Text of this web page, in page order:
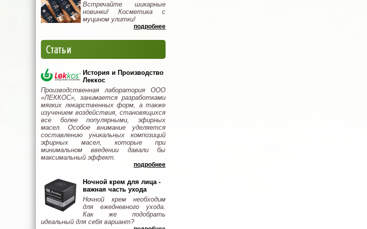
Встречайте шикарные
новинки! Косметика с
муцином улитки!
подробнее
Статьи
История и Производство
Леккос
Производственная лаборатория ООО
«ЛЕККОС», занимается разработками
мягких лекарственных форм, а также
изучением воздействия, становящихся
все более популярными, эфирных
масел. Особое внимание уделяется
составлению уникальных композиций
эфирных масел, которые при
минимальном введении давали бы
максимальный эффект.
подробнее
Ночной крем для лица -
важная часть ухода
Ночной крем необходим
для ежедневного ухода.
Как же подобрать
идеальный для себя вариант?